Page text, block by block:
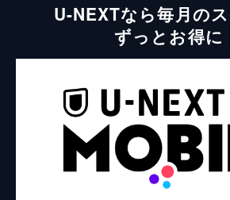
U-NEXTなら毎月の
ずっとお得に